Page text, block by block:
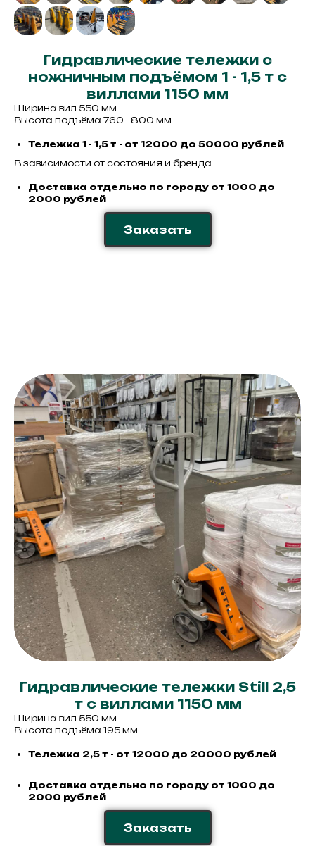
Гидравлические тележки с
ножничным подъёмом 1 - 1,5 т с
виллами 1150 мм
Ширина вил 550 мм
Высота подъёма 760 - 800 мм
Тележка 1 - 1,5 т - от 12000 до 50000 рублей
В зависимости от состояния и бренда
Доставка отдельно по городу от 1000 до
2000 рублей
Заказать
Гидравлические тележки Still 2,5
т с виллами 1150 мм
Ширина вил 550 мм
Высота подъёма 195 мм
Тележка 2,5 т - от 12000 до 20000 рублей
Доставка отдельно по городу от 1000 до
2000 рублей
Заказать